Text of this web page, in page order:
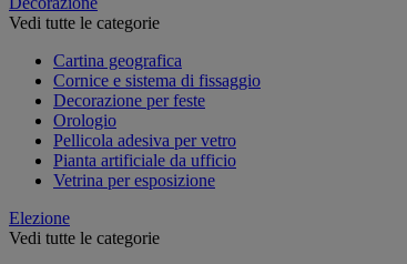
Vedi tutte le categorie
Cartina geografica
Cornice e sistema di fissaggio
Decorazione per feste
Orologio
Pellicola adesiva per vetro
Pianta artificiale da ufficio
Vetrina per esposizione
Elezione
Vedi tutte le categorie